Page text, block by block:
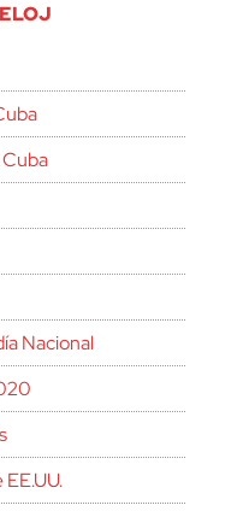
Nacional